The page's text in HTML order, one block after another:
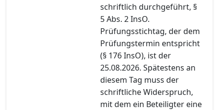
schriftlich durchgeführt, §
5 Abs. 2 InsO.
Prüfungsstichtag, der dem
Prüfungstermin entspricht
(§ 176 InsO), ist der
25.08.2026. Spätestens an
diesem Tag muss der
schriftliche Widerspruch,
mit dem ein Beteiligter eine